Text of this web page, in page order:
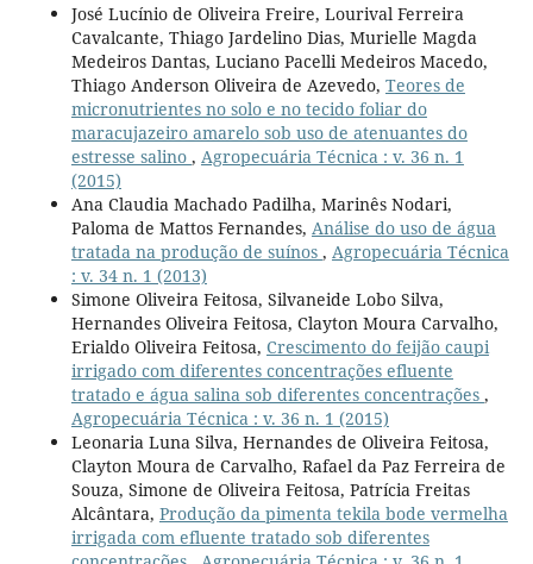
José Lucínio de Oliveira Freire, Lourival Ferreira
Cavalcante, Thiago Jardelino Dias, Murielle Magda
Medeiros Dantas, Luciano Pacelli Medeiros Macedo,
Thiago Anderson Oliveira de Azevedo, Teores de
micronutrientes no solo e no tecido foliar do
maracujazeiro amarelo sob uso de atenuantes do
estresse salino , Agropecuária Técnica : v. 36 n. 1
(2015)
Ana Claudia Machado Padilha, Marinês Nodari,
Paloma de Mattos Fernandes, Análise do uso de água
tratada na produção de suínos , Agropecuária Técnica
: v. 34 n. 1 (2013)
Simone Oliveira Feitosa, Silvaneide Lobo Silva,
Hernandes Oliveira Feitosa, Clayton Moura Carvalho,
Erialdo Oliveira Feitosa, Crescimento do feijão caupi
irrigado com diferentes concentrações efluente
tratado e água salina sob diferentes concentrações ,
Agropecuária Técnica : v. 36 n. 1 (2015)
Leonaria Luna Silva, Hernandes de Oliveira Feitosa,
Clayton Moura de Carvalho, Rafael da Paz Ferreira de
Souza, Simone de Oliveira Feitosa, Patrícia Freitas
Alcântara, Produção da pimenta tekila bode vermelha
irrigada com efluente tratado sob diferentes